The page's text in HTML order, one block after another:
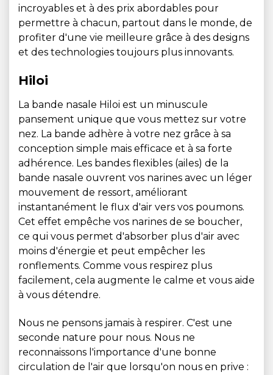
incroyables et à des prix abordables pour
permettre à chacun, partout dans le monde, de
profiter d'une vie meilleure grâce à des designs
et des technologies toujours plus innovants.
Hiloi
La bande nasale Hiloi est un minuscule
pansement unique que vous mettez sur votre
nez. La bande adhère à votre nez grâce à sa
conception simple mais efficace et à sa forte
adhérence. Les bandes flexibles (ailes) de la
bande nasale ouvrent vos narines avec un léger
mouvement de ressort, améliorant
instantanément le flux d'air vers vos poumons.
Cet effet empêche vos narines de se boucher,
ce qui vous permet d'absorber plus d'air avec
moins d'énergie et peut empêcher les
ronflements. Comme vous respirez plus
facilement, cela augmente le calme et vous aide
à vous détendre.
Nous ne pensons jamais à respirer. C'est une
seconde nature pour nous. Nous ne
reconnaissons l'importance d'une bonne
circulation de l'air que lorsqu'on nous en prive :